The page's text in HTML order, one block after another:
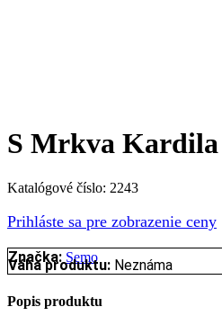
S Mrkva Kardila
Katalógové číslo: 2243
Prihláste sa pre zobrazenie ceny
Značka: Semo
Váha produktu: Neznáma
Popis produktu